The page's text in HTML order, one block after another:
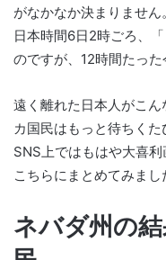
がなかなか決まりません。
日本時間6日2時ごろ、
のですが、12時間たっ
遠く離れた日本人がこ
カ国民はもっと待ちくた
SNS上ではもはや大喜利
こちらにまとめてみまし
ネバダ州の